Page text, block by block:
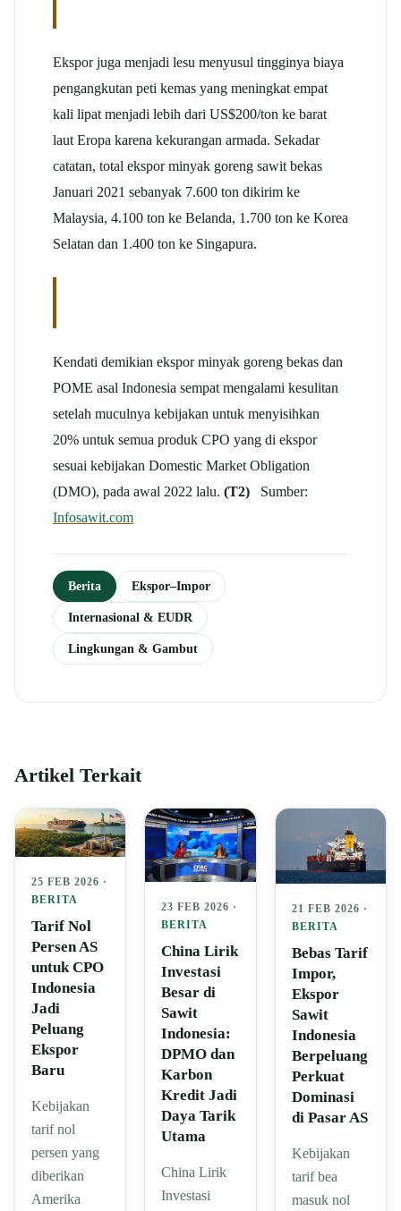
Ekspor juga menjadi lesu menyusul tingginya biaya
pengangkutan peti kemas yang meningkat empat
kali lipat menjadi lebih dari US$200/ton ke barat
laut Eropa karena kekurangan armada. Sekadar
catatan, total ekspor minyak goreng sawit bekas
Januari 2021 sebanyak 7.600 ton dikirim ke
Malaysia, 4.100 ton ke Belanda, 1.700 ton ke Korea
Selatan dan 1.400 ton ke Singapura.
Kendati demikian ekspor minyak goreng bekas dan
POME asal Indonesia sempat mengalami kesulitan
setelah muculnya kebijakan untuk menyisihkan
20% untuk semua produk CPO yang di ekspor
sesuai kebijakan Domestic Market Obligation
(DMO), pada awal 2022 lalu. (T2) Sumber:
Infosawit.com
Berita Ekspor–Impor
Internasional & EUDR
Lingkungan & Gambut
Artikel Terkait
25 FEB 2026 ·
BERITA
Tarif Nol
Persen AS
untuk CPO
Indonesia
Jadi
Peluang
Ekspor
Baru
Kebijakan
tarif nol
persen yang
diberikan
Amerika
23 FEB 2026 ·
BERITA
China Lirik
Investasi
Besar di
Sawit
Indonesia:
DPMO dan
Karbon
Kredit Jadi
Daya Tarik
Utama
China Lirik
Investasi
21 FEB 2026 ·
BERITA
Bebas Tarif
Impor,
Ekspor
Sawit
Indonesia
Berpeluang
Perkuat
Dominasi
di Pasar AS
Kebijakan
tarif bea
masuk nol